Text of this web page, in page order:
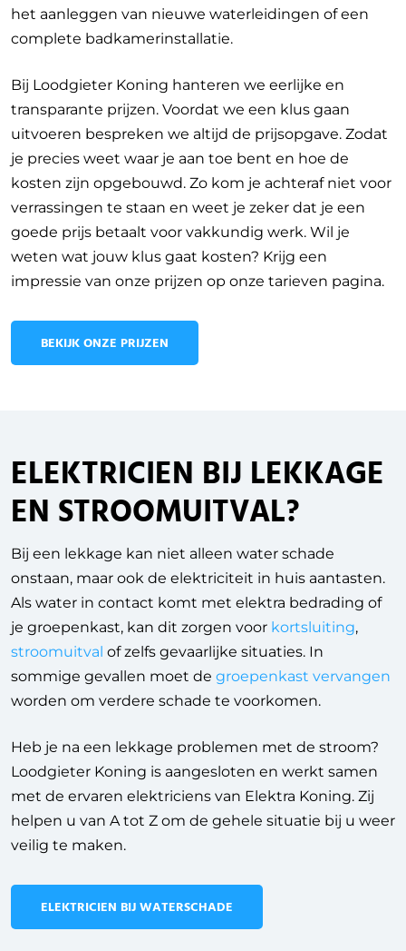
het aanleggen van nieuwe waterleidingen of een
complete badkamerinstallatie.
Bij Loodgieter Koning hanteren we eerlijke en
transparante prijzen. Voordat we een klus gaan
uitvoeren bespreken we altijd de prijsopgave. Zodat
je precies weet waar je aan toe bent en hoe de
kosten zijn opgebouwd. Zo kom je achteraf niet voor
verrassingen te staan en weet je zeker dat je een
goede prijs betaalt voor vakkundig werk. Wil je
weten wat jouw klus gaat kosten? Krijg een
impressie van onze prijzen op onze tarieven pagina.
BEKIJK ONZE PRIJZEN
ELEKTRICIEN BIJ LEKKAGE
EN STROOMUITVAL?
Bij een lekkage kan niet alleen water schade
onstaan, maar ook de elektriciteit in huis aantasten.
Als water in contact komt met elektra bedrading of
je groepenkast, kan dit zorgen voor kortsluiting,
stroomuitval of zelfs gevaarlijke situaties. In
sommige gevallen moet de groepenkast vervangen
worden om verdere schade te voorkomen.
Heb je na een lekkage problemen met de stroom?
Loodgieter Koning is aangesloten en werkt samen
met de ervaren elektriciens van Elektra Koning. Zij
helpen u van A tot Z om de gehele situatie bij u weer
veilig te maken.
ELEKTRICIEN BIJ WATERSCHADE